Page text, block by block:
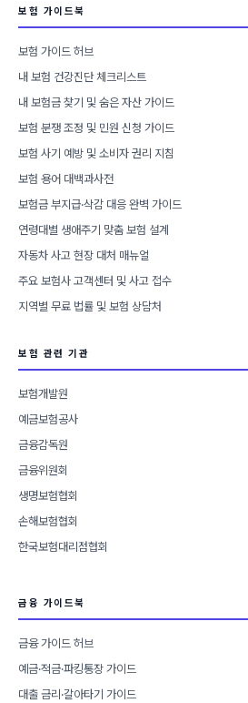
보험 가이드북
보험 가이드 허브
내 보험 건강진단 체크리스트
내 보험금 찾기 및 숨은 자산 가이드
보험 분쟁 조정 및 민원 신청 가이드
보험 사기 예방 및 소비자 권리 지침
보험 용어 대백과사전
보험금 부지급·삭감 대응 완벽 가이드
연령대별 생애주기 맞춤 보험 설계
자동차 사고 현장 대처 매뉴얼
주요 보험사 고객센터 및 사고 접수
지역별 무료 법률 및 보험 상담처
보험 관련 기관
보험개발원
예금보험공사
금융감독원
금융위원회
생명보험협회
손해보험협회
한국보험대리점협회
금융 가이드북
금융 가이드 허브
예금·적금·파킹통장 가이드
대출 금리·갈아타기 가이드